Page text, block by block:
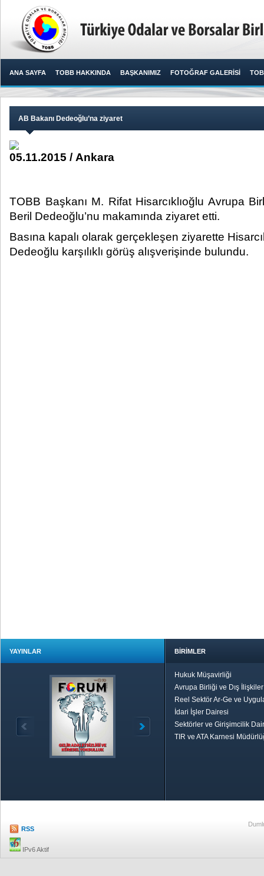
ANA SAYFA TOBB HAKKINDA BAŞKANIMIZ FOTOĞRAF GALERİSİ
AB Bakanı Dedeoğlu’na ziyaret
05.11.2015 / Ankara
TOBB Başkanı M. Rifat Hisarcıklıoğlu Avrupa
Beril Dedeoğlu’nu makamında ziyaret etti.​
Basına kapalı olarak gerçekleşen ziyarette
Dedeoğlu karşılıklı görüş alışverişinde bulundu.
YAYINLAR BİRİMLER
Hukuk Müşavirliği
Avrupa Birliği ve Dış
Reel Sektör Ar-Ge ve
İdari İşler Dairesi
Sektörler ve Girişimcilik
TIR ve ATA Karnesi
RSS
IPv6 Aktif